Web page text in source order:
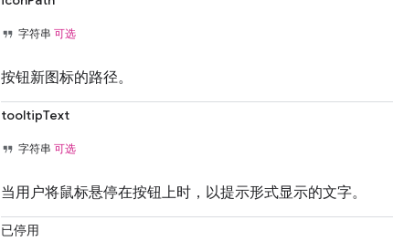
字符串 可选
按钮新图标的路径。
tooltipText
字符串 可选
当用户将鼠标悬停在按钮上时，以提示形式显示的文字。
已停用